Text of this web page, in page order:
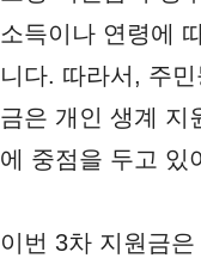
소득이나 연령에
니다. 따라서, 주
금은 개인 생계 지
에 중점을 두고 있
이번 3차 지원금